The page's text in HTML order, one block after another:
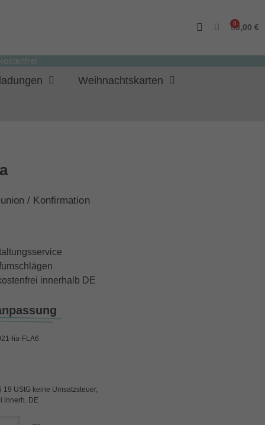
0,00 €
Weihnachtskarten
/ Konfirmation
innerhalb DE
lia-FLA6
19 UStG keine Umsatzsteuer,
innerh. DE